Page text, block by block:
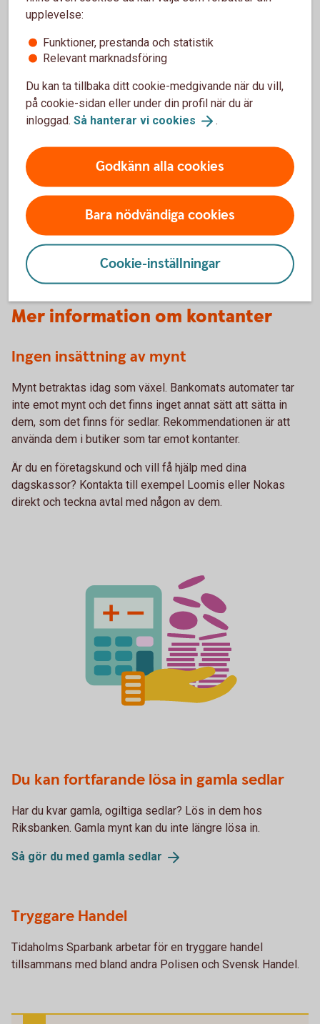
Swish - ett bra alternativ till
kontanter
Skaffa Swish
att du slipper ta ut eller sätta in pengar. Du skaffar
tjänsten, snabbt och enkelt, i internetbanken eller
appen Sparbanken Privat.
Swish
Mer information om kontanter
Ingen insättning av mynt
Mynt betraktas idag som växel. Bankomats automater tar
inte emot mynt och det finns inget annat sätt att sätta in
dem, som det finns för sedlar. Rekommendationen är att
använda dem i butiker som tar emot kontanter.
Är du en företagskund och vill få hjälp med dina
dagskassor? Kontakta till exempel Loomis eller Nokas
direkt och teckna avtal med någon av dem.
Du kan fortfarande lösa in gamla sedlar
Har du kvar gamla, ogiltiga sedlar? Lös in dem hos
Riksbanken. Gamla mynt kan du inte längre lösa in.
Så gör du med gamla sedlar
Tryggare Handel
Tidaholms Sparbank arbetar för en tryggare handel
tillsammans med bland andra Polisen och Svensk Handel.
upplevelse:
Funktioner, prestanda och statistik
Relevant marknadsföring
Du kan ta tillbaka ditt cookie-medgivande när du vill,
på cookie-sidan eller under din profil när du är
inloggad. Så hanterar vi cookies .
Godkänn alla cookies
Bara nödvändiga cookies
Cookie-inställningar